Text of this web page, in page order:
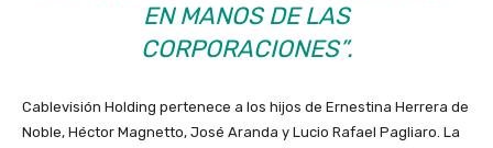
EN MANOS DE LAS
CORPORACIONES”.
Cablevisión Holding pertenece a los hijos de Ernestina Herrera de
Noble, Héctor Magnetto, José Aranda y Lucio Rafael Pagliaro. La